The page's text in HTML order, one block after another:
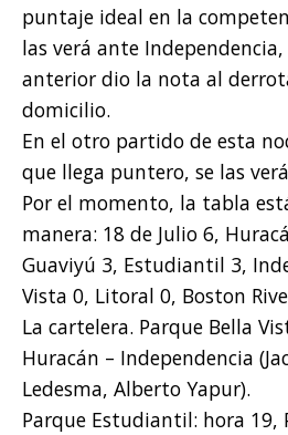
puntaje ideal en la
las verá ante
anterior dio la nota al
domicilio.
En el otro partido de esta
que llega puntero, se las
Por el momento, la tabla
manera: 18 de Julio 6,
Guaviyú 3, Estudiantil 3,
Vista 0, Litoral 0, Boston
La cartelera. Parque Bella
Huracán – Independencia
Ledesma, Alberto Yapur).
Parque Estudiantil: hora 19,